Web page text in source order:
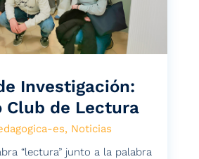
Investigación:
Club de Lectura
es, Noticias
“lectura” junto a la palabra